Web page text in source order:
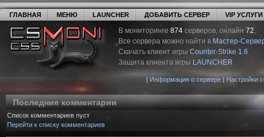
ГЛАВНАЯ МЕНЮ LAUNCHER ДОБАВИТЬ СЕРВЕР VIP УСЛУГИ
В мониторинге 874 серверов, онлайн 72,
Все сервера можно найти в Мастер-
Скачать клиент игры Counter-Strike 1.6
Защита клиента игры LAUNCHER
| Информация о сервере| Настройки
Последние комментарии
Список комментариев пуст
Перейти к списку комментариев